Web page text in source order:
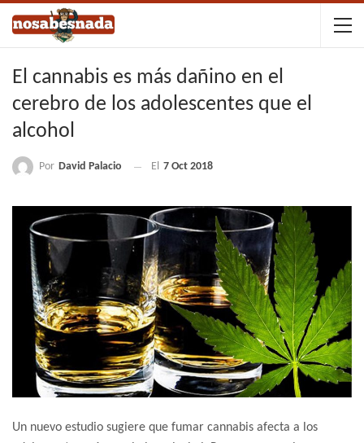
El cannabis es más dañino en el
cerebro de los adolescentes que el
alcohol
Por David Palacio El 7 Oct 2018
Un nuevo estudio sugiere que fumar cannabis afecta a los